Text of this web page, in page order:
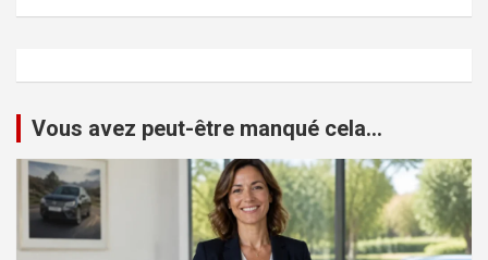
Vous avez peut-être manqué cela...